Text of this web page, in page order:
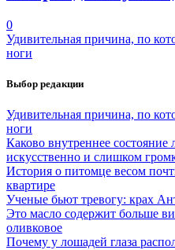
0
Удивительная причина, по
ноги
Выбор редакции
Удивительная причина, по
ноги
Каково внутреннее
искусственно и слишком
История о питомце весом
квартире
Ученые бьют тревогу: крах
Это масло содержит больше
оливковое
Почему у лошадей глаза